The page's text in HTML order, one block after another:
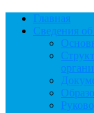
Главная
Сведения об